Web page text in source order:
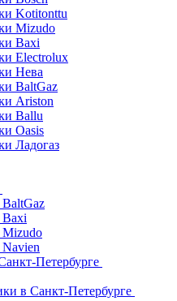
Kotitonttu
Mizudo
Baxi
Electrolux
Нева
BaltGaz
Ariston
Ballu
Oasis
Ладогаз
Baxi
Mizudo
Петербурге
в Санкт-Петербурге